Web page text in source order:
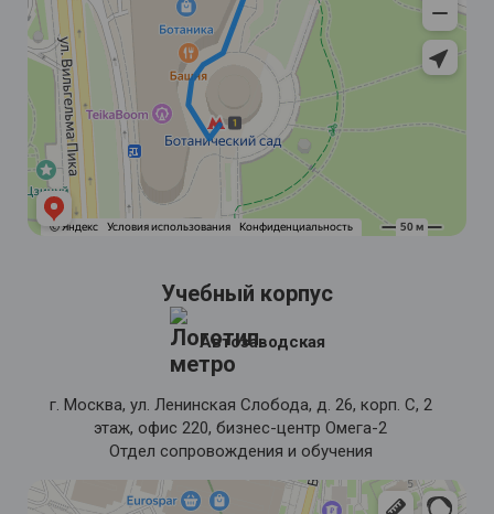
Учебный корпус
Автозаводская
г. Москва, ул. Ленинская Слобода, д. 26, корп. С, 2
этаж, офис 220, бизнес-центр Омега-2
Отдел сопровождения и обучения